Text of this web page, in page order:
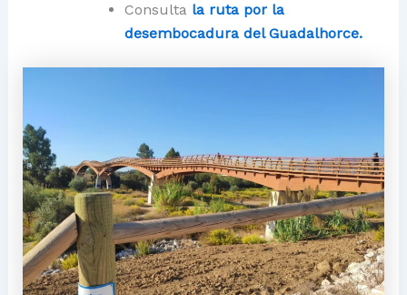
Consulta la ruta por la
desembocadura del Guadalhorce.